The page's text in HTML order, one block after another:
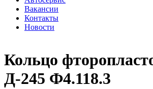
Вакансии
Контакты
Новости
Кольцо
Д-245 Ф4.118.3